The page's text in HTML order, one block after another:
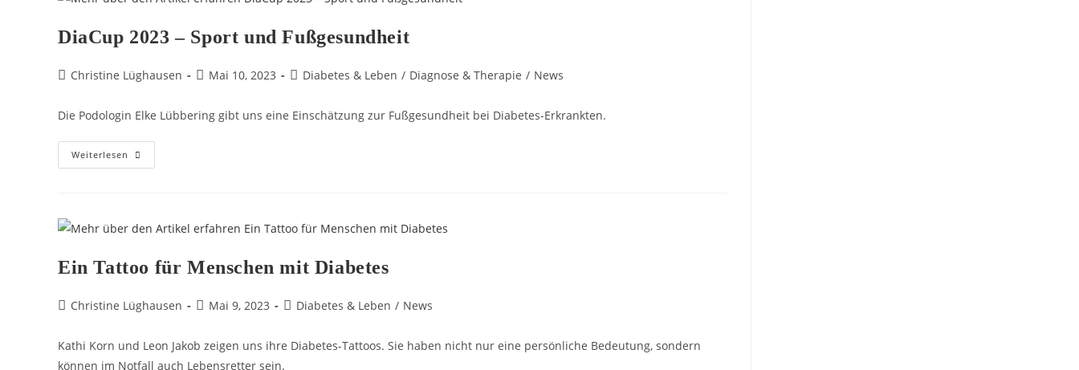
DiaCup 2023 – Sport und Fußgesundheit
Christine Lüghausen Mai 10, 2023 Diabetes & Leben / Diagnose & Therapie / News
Die Podologin Elke Lübbering gibt uns eine Einschätzung zur Fußgesundheit bei Diabetes-Erkrankten.
Weiterlesen
Ein Tattoo für Menschen mit Diabetes
Christine Lüghausen Mai 9, 2023 Diabetes & Leben / News
Kathi Korn und Leon Jakob zeigen uns ihre Diabetes-Tattoos. Sie haben nicht nur eine persönliche Bedeutung, sondern
können im Notfall auch Lebensretter sein.